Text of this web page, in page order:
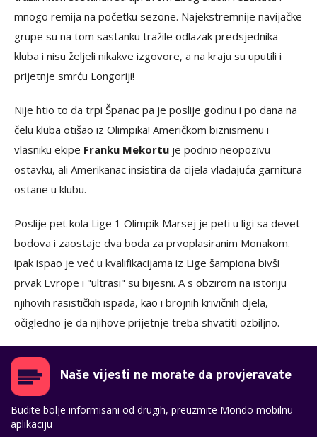
mnogo remija na početku sezone. Najekstremnije navijačke
grupe su na tom sastanku tražile odlazak predsjednika
kluba i nisu željeli nikakve izgovore, a na kraju su uputili i
prijetnje smrću Longoriji!
Nije htio to da trpi Španac pa je poslije godinu i po dana na
čelu kluba otišao iz Olimpika! Američkom biznismenu i
vlasniku ekipe Franku Mekortu je podnio neopozivu
ostavku, ali Amerikanac insistira da cijela vladajuća garnitura
ostane u klubu.
Poslije pet kola Lige 1 Olimpik Marsej je peti u ligi sa devet
bodova i zaostaje dva boda za prvoplasiranim Monakom.
ipak ispao je već u kvalifikacijama iz Lige šampiona bivši
prvak Evrope i "ultrasi" su bijesni. A s obzirom na istoriju
njihovih rasističkih ispada, kao i brojnih krivičnih djela,
očigledno je da njihove prijetnje treba shvatiti ozbiljno.
Naše vijesti ne morate da provjeravate
Budite bolje informisani od drugih, preuzmite Mondo mobilnu
aplikaciju